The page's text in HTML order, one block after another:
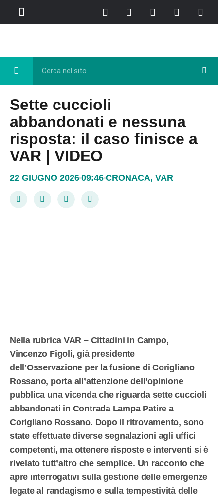
Sette cuccioli
abbandonati e nessuna
risposta: il caso finisce a
VAR | VIDEO
22 GIUGNO 2026 09:46 CRONACA, VAR
Nella rubrica VAR – Cittadini in Campo,
Vincenzo Figoli, già presidente
dell’Osservazione per la fusione di Corigliano
Rossano, porta all’attenzione dell’opinione
pubblica una vicenda che riguarda sette cuccioli
abbandonati in Contrada Lampa Patire a
Corigliano Rossano. Dopo il ritrovamento, sono
state effettuate diverse segnalazioni agli uffici
competenti, ma ottenere risposte e interventi si è
rivelato tutt’altro che semplice. Un racconto che
apre interrogativi sulla gestione delle emergenze
legate al randagismo e sulla tempestività delle